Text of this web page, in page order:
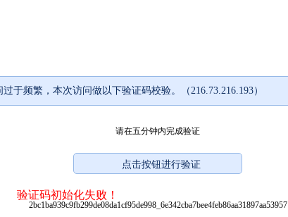
过于频繁，本次访问做以下验证码校验。（216.73.216.193）
请在五分钟内完成验证
验证码初始化失败！
2bc1ba939c9fb299de08da1cf95de998_6e342cba7bee4feb86aa31897aa53957